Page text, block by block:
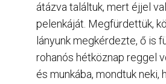
átázva találtuk, mert éjjel
pelenkáját. Megfürdettük,
lányunk megkérdezte, ő is
rohanós hétköznap reggel
és munkába, mondtuk neki,